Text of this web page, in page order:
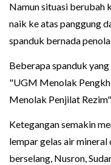
Namun situasi berubah
naik ke atas panggung
spanduk bernada
Beberapa spanduk
"UGM Menolak
Menolak Penjilat
Ketegangan semakin
lempar gelas air mineral
berselang, Nusron,